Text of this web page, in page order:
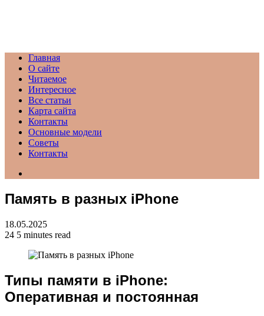
Главная
О сайте
Читаемое
Интересное
Все статьи
Карта сайта
Контакты
Основные модели
Советы
Контакты
Память в разных iPhone
18.05.2025
24 5 minutes read
Типы памяти в iPhone:
Оперативная и постоянная